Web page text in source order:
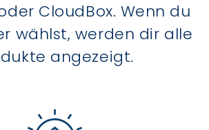
CloudBox. Wenn du
wählst, werden dir alle
angezeigt.